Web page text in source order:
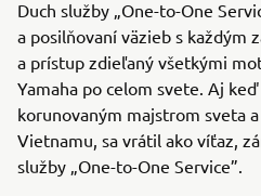
Duch služby „One-to-One
a posilňovaní väzieb s každým
a prístup zdieľaný všetkými
Yamaha po celom svete. Aj
korunovaným majstrom sveta
Vietnamu, sa vrátil ako víťaz,
služby „One-to-One Service”.